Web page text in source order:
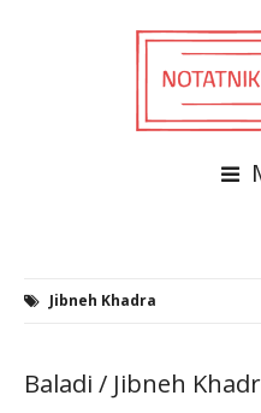
Jibneh Khadra
Baladi / Jibneh